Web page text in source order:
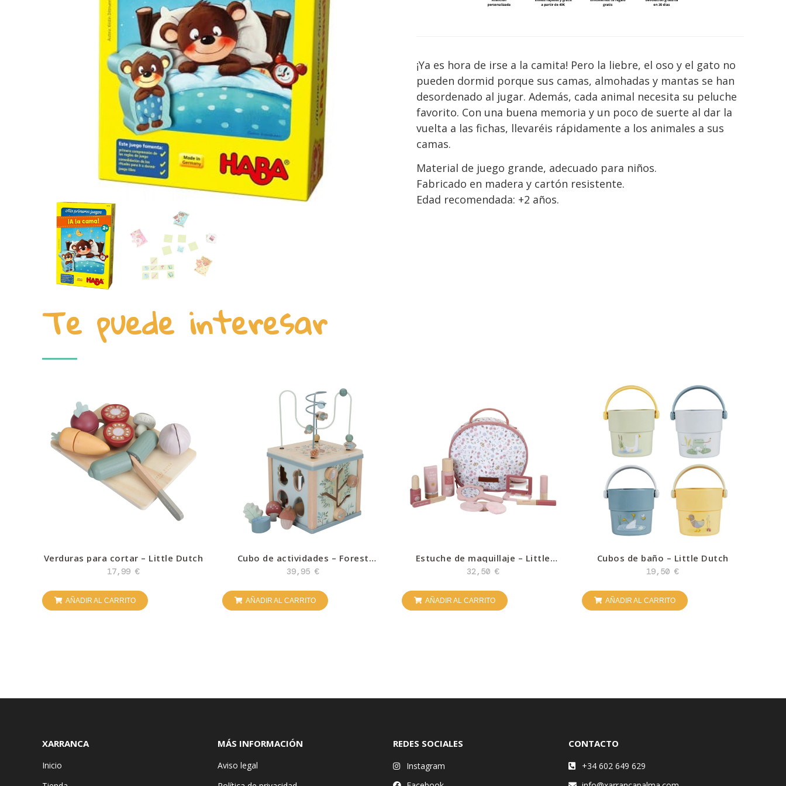
¡Ya es hora de irse a la camita! Pero la liebre, el oso y el gato no
pueden dormid porque sus camas, almohadas y mantas se han
desordenado al jugar. Además, cada animal necesita su peluche
favorito. Con una buena memoria y un poco de suerte al dar la
vuelta a las fichas, llevaréis rápidamente a los animales a sus
camas.
Material de juego grande, adecuado para niños.
Fabricado en madera y cartón resistente.
Edad recomendada: +2 años.
Te puede interesar
Verduras para cortar – Little Dutch
17,99 €
AÑADIR AL CARRITO
Cubo de actividades – Forest
friends – Little Dutch
39,95€
AÑADIR AL CARRITO
Estuche de maquillaje – Little
Dutch
32,50 €
AÑADIR AL CARRITO
Cubos de baño – Little Dutch
19,50€
AÑADIR AL CARRITO
XARRANCA
Inicio
MÁS INFORMACIÓN
Aviso legal
REDES SOCIALES
Instagram
CONTACTO
+34 602 649 629